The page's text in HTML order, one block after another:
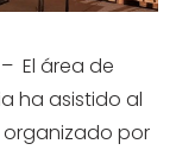
– El área de
ha asistido al
organizado por